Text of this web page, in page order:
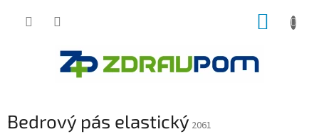
Bedrový pás elastický 2061